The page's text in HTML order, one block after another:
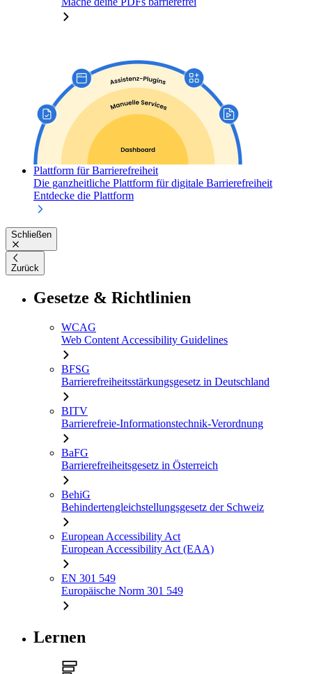
Plattform für Barrierefreiheit
Die ganzheitliche Plattform für digitale Barrierefreiheit
Entdecke die Plattform
Schließen
Zurück
Gesetze & Richtlinien
WCAG
Web Content Accessibility Guidelines
BFSG
Barrierefreiheitsstärkungsgesetz in Deutschland
BITV
Barrierefreie-Informationstechnik-Verordnung
BaFG
Barrierefreiheitsgesetz in Österreich
BehiG
Behindertengleichstellungsgesetz der Schweiz
European Accessibility Act
European Accessibility Act (EAA)
EN 301 549
Europäische Norm 301 549
Lernen